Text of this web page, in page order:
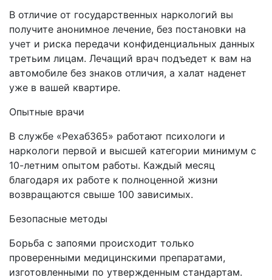
В отличие от государственных наркологий вы
получите анонимное лечение, без постановки на
учет и риска передачи конфиденциальных данных
третьим лицам. Лечащий врач подъедет к вам на
автомобиле без знаков отличия, а халат наденет
уже в вашей квартире.
Опытные врачи
В службе «Рехаб365» работают психологи и
наркологи первой и высшей категории минимум с
10-летним опытом работы. Каждый месяц
благодаря их работе к полноценной жизни
возвращаются свыше 100 зависимых.
Безопасные методы
Борьба с запоями происходит только
проверенными медицинскими препаратами,
изготовленными по утвержденным стандартам.